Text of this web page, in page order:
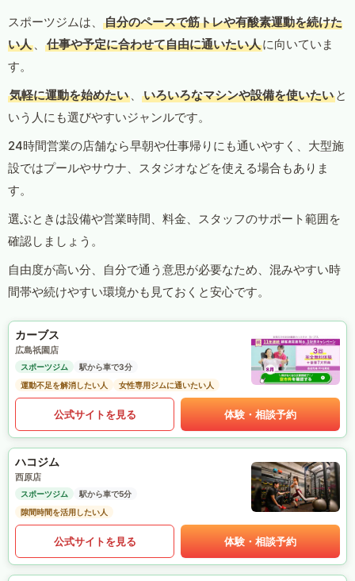
スポーツジムは、
自分のペースで筋トレや有酸素運動を続けた
い人 、 仕事や予定に合わせて自由に通いたい人に向いていま
す。
気軽に運動を始めたい 、 いろいろなマシンや設備を使いたい と
いう人にも選びやすいジャンルです。
24時間営業の店舗なら早朝や仕事帰りにも通いやすく、大型施
設ではプールやサウナ、スタジオなどを使える場合もありま
す。
選ぶときは設備や営業時間、料金、スタッフのサポート範囲を
確認しましょう。
自由度が高い分、自分で通う意思が必要なため、混みやすい時
間帯や続けやすい環境かも見ておくと安心です。
カーブス
広島祇園店
スポーツジム
駅から車で3分
運動不足を解消したい人
女性専用ジムに通いたい人
公式サイトを見る 体験・相談予約
ハコジム
西原店
スポーツジム
駅から車で5分
隙間時間を活用したい人
公式サイトを見る 体験・相談予約